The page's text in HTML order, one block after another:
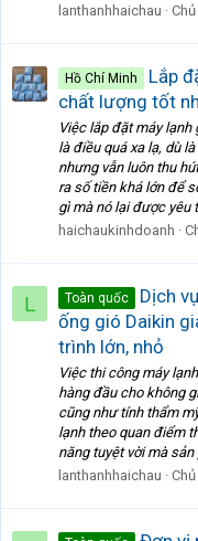
lanthanhhaichau
Hồ Chí Minh
Lắp
chất lượng tốt
Việc lắp đặt máy
là điều quá xa lạ, dù
nhưng vẫn luôn thu
ra số tiền khá lớn để
gì mà nó lại được yêu
haichaukinhdoanh
L Toàn quốc
Dịch
ống gió Daikin
trình lớn, nhỏ
Việc thi công máy
hàng đầu cho không
cũng như tính thẩm
lạnh theo quan điểm
năng tuyệt vời mà sản
lanthanhhaichau